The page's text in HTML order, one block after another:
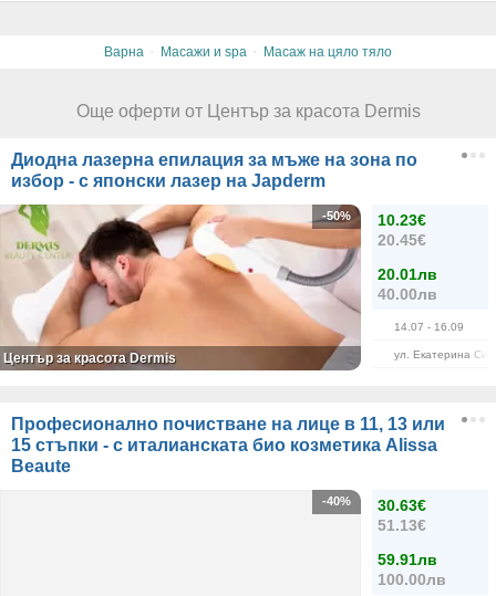
Варна · Масажи и spa · Масаж на цяло тяло
Още оферти от Център за красота Dermis
Диодна лазерна епилация за мъже на зона по
избор - с японски лазер на Japderm
10.23€
20.45€
20.01лв
40.00лв
14.07 - 16.09
ул. Екатерина
-50%
Център за красота Dermis
Професионално почистване на лице в 11, 13 или
15 стъпки - с италианската био козметика Alissa
Beaute
30.63€
51.13€
59.91лв
100.00лв
-40%